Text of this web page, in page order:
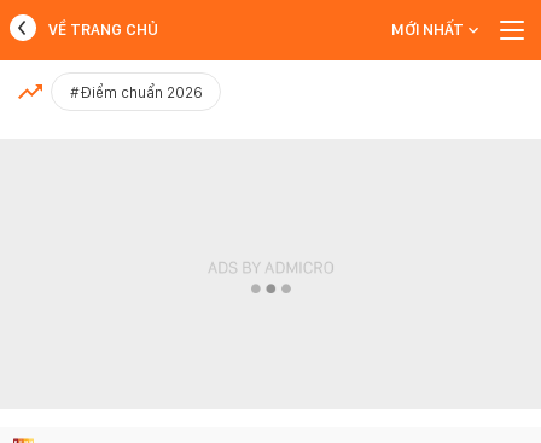
MỚI NHẤT
VỀ TRANG CHỦ MỚI NHẤT
#Điểm chuẩn 2026